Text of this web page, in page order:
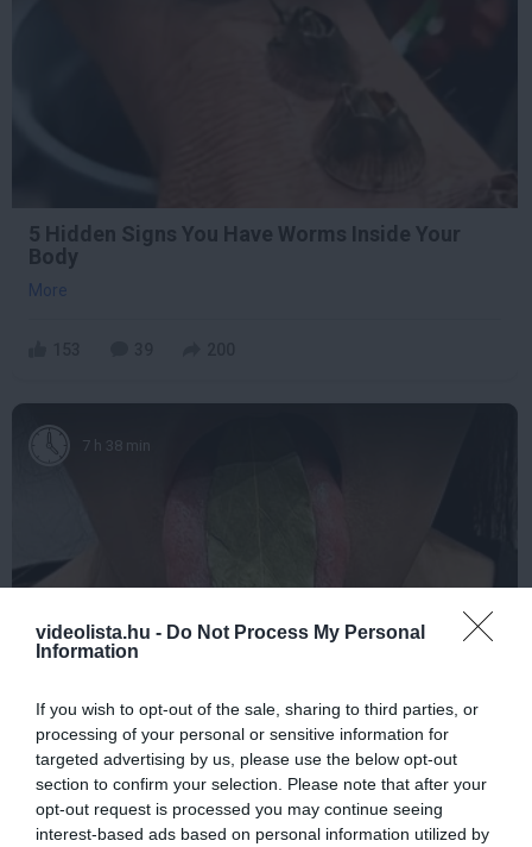
videolista.hu - Do Not Process My Personal
Information
If you wish to opt-out of the sale, sharing to third parties, or
processing of your personal or sensitive information for
targeted advertising by us, please use the below opt-out
section to confirm your selection. Please note that after your
opt-out request is processed you may continue seeing
interest-based ads based on personal information utilized by
5 Hidden Signs You Have Worms Inside Your
Body
More
7 h 38 min
This Simple Trick Removes All Parasites From
Your Body!
More
413 118 219